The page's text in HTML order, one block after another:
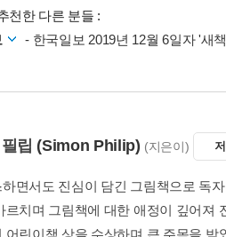
천한 다른 분들 :
- 한국일보 2019년 12월 6일자 '새
립 (Simon Philip) (지은이)
면서도 진심이 담긴 그림책으로 독
르치며 그림책에 대한 애정이 깊어져
어린이책 상을 수상하며 큰 주목을